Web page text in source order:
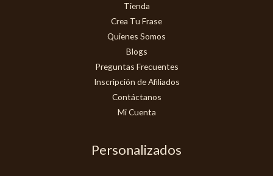
Tienda
Crea Tu Frase
Quienes Somos
Blogs
Preguntas Frecuentes
Inscripción de Afiliados
Contáctanos
Mi Cuenta
Personalizados